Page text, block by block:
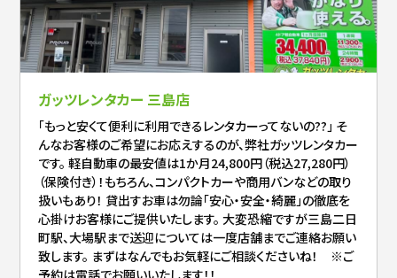
ガッツレンタカー 三島店
「もっと安くて便利に利用できるレンタカーってないの??」 そ
んなお客様のご希望にお応えするのが、弊社ガッツレンタカー
です。 軽自動車の最安値は1か月24,800円（税込27,280円）
（保険付き）！もちろん、コンパクトカーや商用バンなどの取り
扱いもあり！ 貸出すお車は勿論「安心・安全・綺麗」の徹底を
心掛けお客様にご提供いたします。 大変恐縮ですが三島二日
町駅、大場駅まで送迎については一度店舗までご連絡お願い
致します。 まずはなんでもお気軽にご相談くださいね！ ※ご
予約は電話でお願いいたします！！